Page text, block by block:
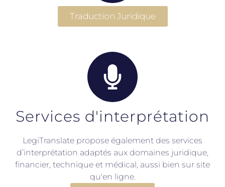
Traduction Juridique
Services d'interprétation
LegiTranslate propose également des services
d’interprétation adaptés aux domaines juridique,
financier, technique et médical, aussi bien sur site
qu'en ligne.